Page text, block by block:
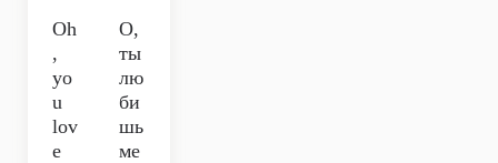
Oh
,
yo
u
lov
e
О,
ты
лю
би
шь
ме